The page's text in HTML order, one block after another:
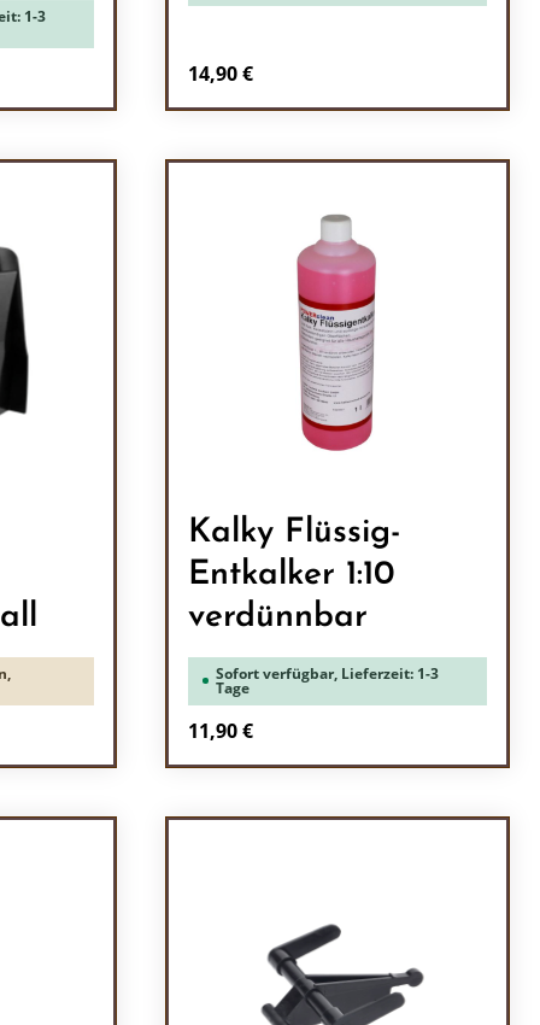
1-3
Regulärer Preis:
14,90 €
Kalky Flüssig-
Entkalker 1:10
verdünnbar
Sofort verfügbar, Lieferzeit: 1-3
Tage
Regulärer Preis:
11,90 €